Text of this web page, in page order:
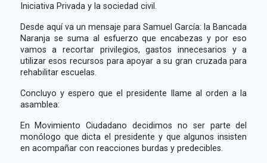
Iniciativa Privada y la sociedad civil.
Desde aquí va un mensaje para Samuel García: la Bancada
Naranja se suma al esfuerzo que encabezas y por eso
vamos a recortar privilegios, gastos innecesarios y a
utilizar esos recursos para apoyar a su gran cruzada para
rehabilitar escuelas.
Concluyo y espero que el presidente llame al orden a la
asamblea:
En Movimiento Ciudadano decidimos no ser parte del
monólogo que dicta el presidente y que algunos insisten
en acompañar con reacciones burdas y predecibles.